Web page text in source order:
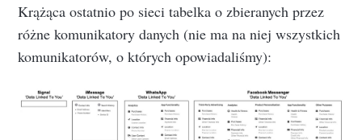
Krążąca ostatnio po sieci tabelka o zbieranych przez
różne komunikatory danych (nie ma na niej wszystkich
komunikatorów, o których opowiadaliśmy):